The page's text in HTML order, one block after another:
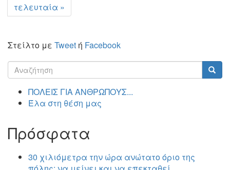
τελευταία »
Στείλτο με Tweet ή Facebook
Φόρμα
αναζήτησης
ΠΟΛΕΙΣ ΓΙΑ ΑΝΘΡΩΠΟΥΣ...
Έλα στη θέση μας
Πρόσφατα
30 χιλιόμετρα την ώρα ανώτατο όριο της